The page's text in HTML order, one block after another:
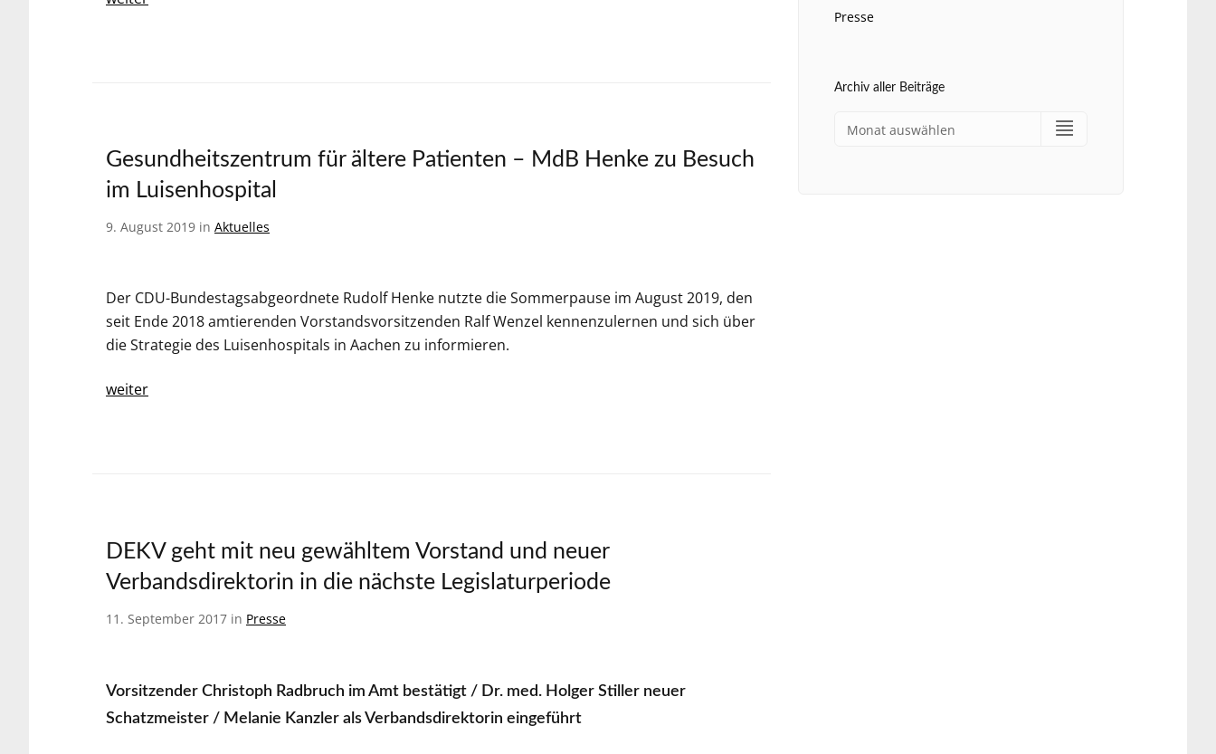
Gesundheitszentrum für ältere Patienten – MdB Henke zu Besuch
im Luisenhospital
9. August 2019 in Aktuelles
Der CDU-Bundestagsabgeordnete Rudolf Henke nutzte die Sommerpause im August 2019, den
seit Ende 2018 amtierenden Vorstandsvorsitzenden Ralf Wenzel kennenzulernen und sich über
die Strategie des Luisenhospitals in Aachen zu informieren.
weiter
DEKV geht mit neu gewähltem Vorstand und neuer
Verbandsdirektorin in die nächste Legislaturperiode
11. September 2017 in Presse
Vorsitzender Christoph Radbruch im Amt bestätigt / Dr. med. Holger Stiller neuer
Schatzmeister / Melanie Kanzler als Verbandsdirektorin eingeführt
Presse
Archiv aller Beiträge